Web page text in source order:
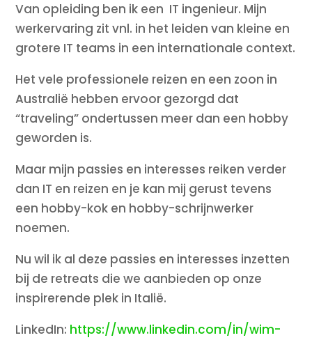
Van opleiding ben ik een IT ingenieur. Mijn
werkervaring zit vnl. in het leiden van kleine en
grotere IT teams in een internationale context.
Het vele professionele reizen en een zoon in
Australië hebben ervoor gezorgd dat
“traveling” ondertussen meer dan een hobby
geworden is.
Maar mijn passies en interesses reiken verder
dan IT en reizen en je kan mij gerust tevens
een hobby-kok en hobby-schrijnwerker
noemen.
Nu wil ik al deze passies en interesses inzetten
bij de retreats die we aanbieden op onze
inspirerende plek in Italië.
LinkedIn: https://www.linkedin.com/in/wim-